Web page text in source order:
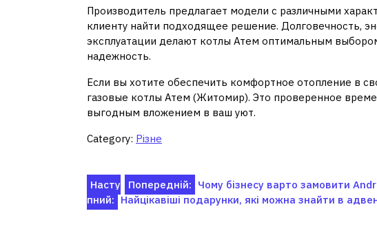
Производитель предлагает модели с различными
клиенту найти подходящее решение. Долговечность,
эксплуатации делают котлы Атем оптимальным
надежность.
Если вы хотите обеспечить комфортное отопление в
газовые котлы Атем (Житомир). Это проверенное
выгодным вложением в ваш уют.
Category: Різне
Навігація
записів
Попередній: Чому бізнесу варто замовити
Насту
пний: Найцікавіші подарунки, які можна знайти в